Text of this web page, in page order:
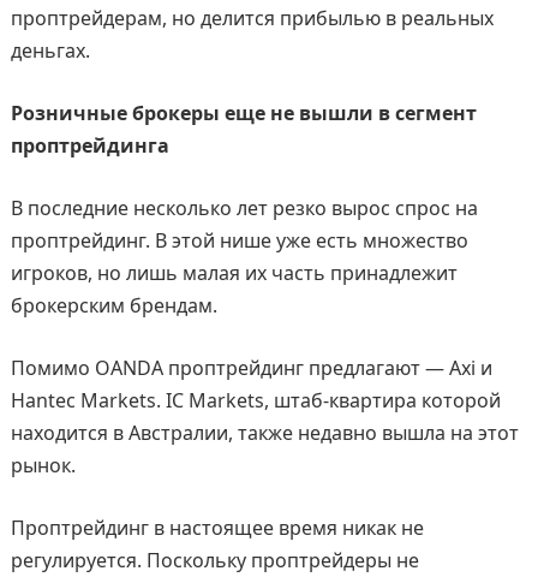
проптрейдерам, но делится прибылью в реальных
деньгах.
Розничные брокеры еще не вышли в сегмент
проптрейдинга
В последние несколько лет резко вырос спрос на
проптрейдинг. В этой нише уже есть множество
игроков, но лишь малая их часть принадлежит
брокерским брендам.
Помимо OANDA проптрейдинг предлагают — Axi и
Hantec Markets. IC Markets, штаб-квартира которой
находится в Австралии, также недавно вышла на этот
рынок.
Проптрейдинг в настоящее время никак не
регулируется. Поскольку проптрейдеры не